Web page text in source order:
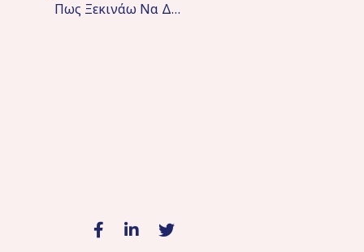
Πως Ξεκινάω Να Δουλεύω Με «μπλοκάκι» Ως Οδοντίατρος. Μ. Μενενάκου